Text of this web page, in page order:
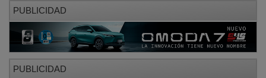
PUBLICIDAD
PUBLICIDAD